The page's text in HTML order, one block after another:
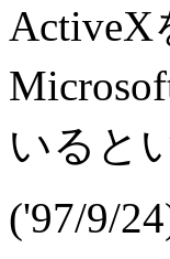
ActiveX
いると
('97/9/